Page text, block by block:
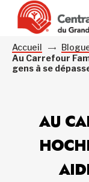
Accueil
Au Carrefour
gens à se
AU